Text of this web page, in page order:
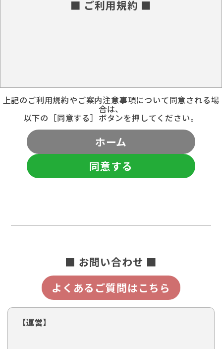
■ ご利用規約 ■
上記のご利用規約やご案内注意事項について同意される場
合は、
以下の［同意する］ボタンを押してください。
ホーム
同意する
■ お問い合わせ ■
よくあるご質問はこちら
【運営】